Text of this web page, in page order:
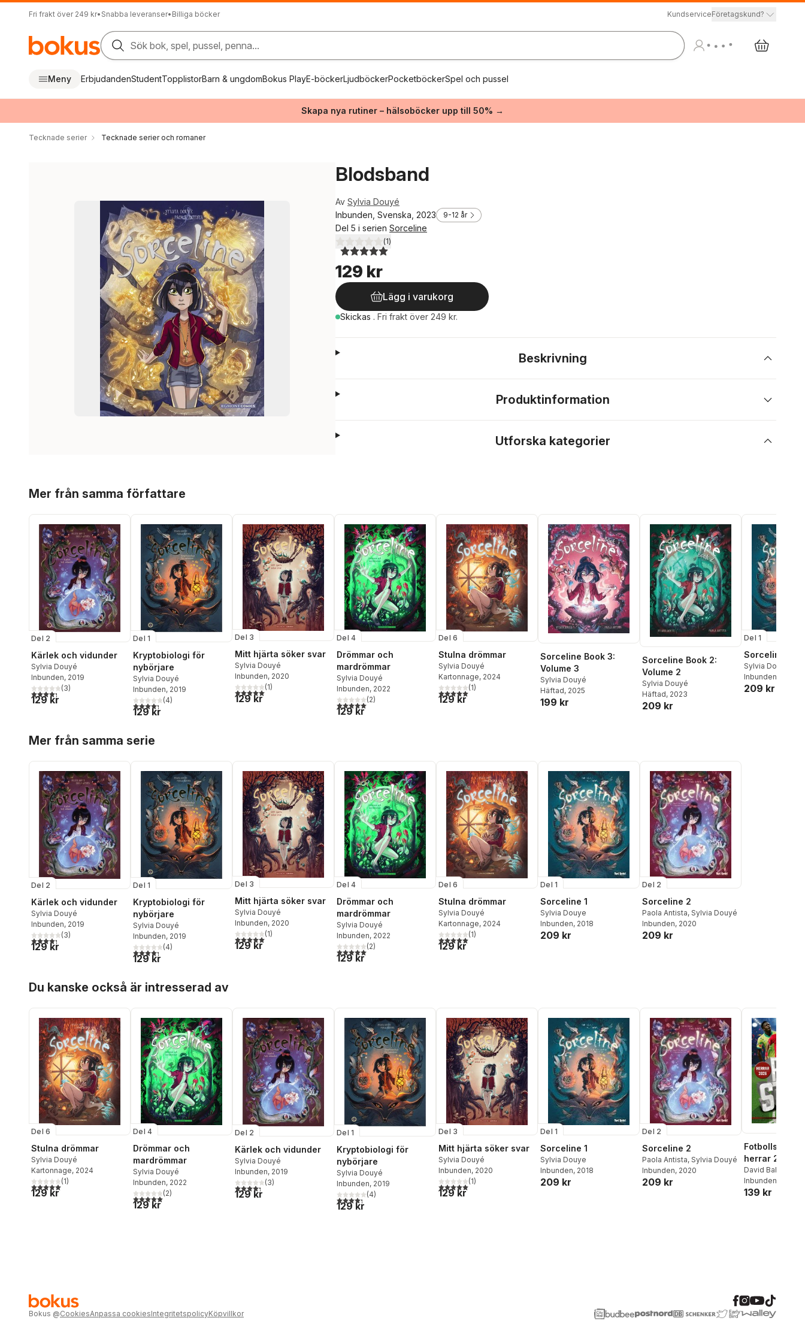
Fri frakt över 249 kr• Snabba leveranser• Billiga böcker KundserviceFöretagskund?
Sök bok, spel, pussel, penna...
Meny ErbjudandenStudentTopplistorBarn & ungdomBokus PlayE-böckerLjudböckerPocketböckerSpel och pussel
Skapa nya rutiner – hälsoböcker upp till 50% →
Tecknade serier Tecknade serier och romaner
Blodsband
Av Sylvia Douyé
Inbunden, Svenska, 2023
9-12 år
Del 5 i serien Sorceline
5,0utav 5 stjärnor. Totalt antal röster:
(1)
129 kr
Lägg i varukorg
Skickas . Fri frakt över 249 kr.
Beskrivning
Produktinformation
Utforska kategorier
Mer från samma författare
Del 2
Kärlek och vidunder
Sylvia Douyé
Inbunden, 2019
4,3utav 5 stjärnor. Totalt antal röster:
(3)
129 kr
Del 1
Kryptobiologi för
nybörjare
Sylvia Douyé
Inbunden, 2019
4,3utav 5 stjärnor. Totalt antal röster:
(4)
129 kr
Del 3
Mitt hjärta söker svar
Sylvia Douyé
Inbunden, 2020
5,0utav 5 stjärnor. Totalt antal röster:
(1)
129 kr
Del 4
Drömmar och
mardrömmar
Sylvia Douyé
Inbunden, 2022
5,0utav 5 stjärnor. Totalt antal röster:
(2)
129 kr
Del 6
Stulna drömmar
Sylvia Douyé
Kartonnage, 2024
5,0utav 5 stjärnor. Totalt antal röster:
(1)
129 kr
Sorceline Book 3:
Volume 3
Sylvia Douyé
Häftad, 2025
199 kr
Sorceline Book 2:
Volume 2
Sylvia Douyé
Häftad, 2023
209 kr
Del 1
Sorceline 1
Sylvia Douye
Inbunden
209 kr
Mer från samma serie
Del 2
Kärlek och vidunder
Sylvia Douyé
Inbunden, 2019
4,3utav 5 stjärnor. Totalt antal röster:
(3)
129 kr
Del 1
Kryptobiologi för
nybörjare
Sylvia Douyé
Inbunden, 2019
4,3utav 5 stjärnor. Totalt antal röster:
(4)
129 kr
Del 3
Mitt hjärta söker svar
Sylvia Douyé
Inbunden, 2020
5,0utav 5 stjärnor. Totalt antal röster:
(1)
129 kr
Del 4
Drömmar och
mardrömmar
Sylvia Douyé
Inbunden, 2022
5,0utav 5 stjärnor. Totalt antal röster:
(2)
129 kr
Del 6
Stulna drömmar
Sylvia Douyé
Kartonnage, 2024
5,0utav 5 stjärnor. Totalt antal röster:
(1)
129 kr
Del 1
Sorceline 1
Sylvia Douye
Inbunden, 2018
209 kr
Del 2
Sorceline 2
Paola Antista, Sylvia Douyé
Inbunden, 2020
209 kr
Du kanske också är intresserad av
Del 6
Stulna drömmar
Sylvia Douyé
Kartonnage, 2024
5,0utav 5 stjärnor. Totalt antal röster:
(1)
129 kr
Del 4
Drömmar och
mardrömmar
Sylvia Douyé
Inbunden, 2022
5,0utav 5 stjärnor. Totalt antal röster:
(2)
129 kr
Del 2
Kärlek och vidunder
Sylvia Douyé
Inbunden, 2019
4,3utav 5 stjärnor. Totalt antal röster:
(3)
129 kr
Del 1
Kryptobiologi för
nybörjare
Sylvia Douyé
Inbunden, 2019
4,3utav 5 stjärnor. Totalt antal röster:
(4)
129 kr
Del 3
Mitt hjärta söker svar
Sylvia Douyé
Inbunden, 2020
5,0utav 5 stjärnor. Totalt antal röster:
(1)
129 kr
Del 1
Sorceline 1
Sylvia Douye
Inbunden, 2018
209 kr
Del 2
Sorceline 2
Paola Antista, Sylvia Douyé
Inbunden, 2020
209 kr
herrar 2026
David Ballheimer
Inbunden
139 kr
Bokus @CookiesAnpassa cookiesIntegritetspolicyKöpvillkor